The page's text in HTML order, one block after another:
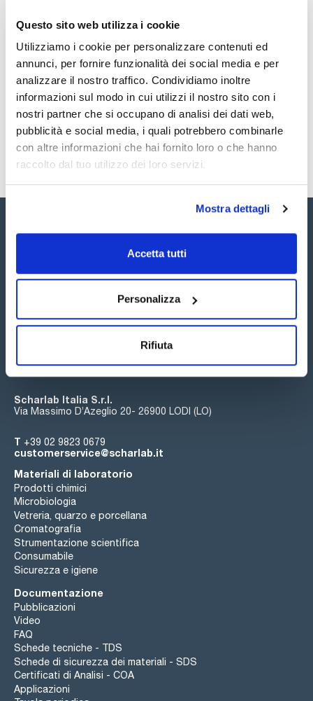
Questo sito web utilizza i cookie
Utilizziamo i cookie per personalizzare contenuti ed
annunci, per fornire funzionalità dei social media e per
analizzare il nostro traffico. Condividiamo inoltre
informazioni sul modo in cui utilizzi il nostro sito con i
nostri partner che si occupano di analisi dei dati web,
pubblicità e social media, i quali potrebbero combinarle
con altre informazioni che hai fornito loro o che hanno
raccolto dal tuo utilizzo dei loro servizi.
Mostra dettagli
Accetta tutti
Personalizza
Rifiuta
Documentazione tecnica
TDS / Scheda tecnica
Registrati per i download
Registrati per i download
Sicurezza
Registrati per i download
Iscriviti alla Newsletter
Scharlab Italia S.r.l.
Via Massimo D’Azeglio 20- 26900 LODI (LO)
T +39 02 9823 0679
customerservice@scharlab.it
Materiali di laboratorio
Prodotti chimici
Microbiologia
Vetreria, quarzo e porcellana
Cromatografia
Strumentazione scientifica
Consumabile
Sicurezza e igiene
Documentazione
Pubblicazioni
Video
FAQ
Schede tecniche - TDS
Schede di sicurezza dei materiali - SDS
Certificati di Analisi - COA
Applicazioni